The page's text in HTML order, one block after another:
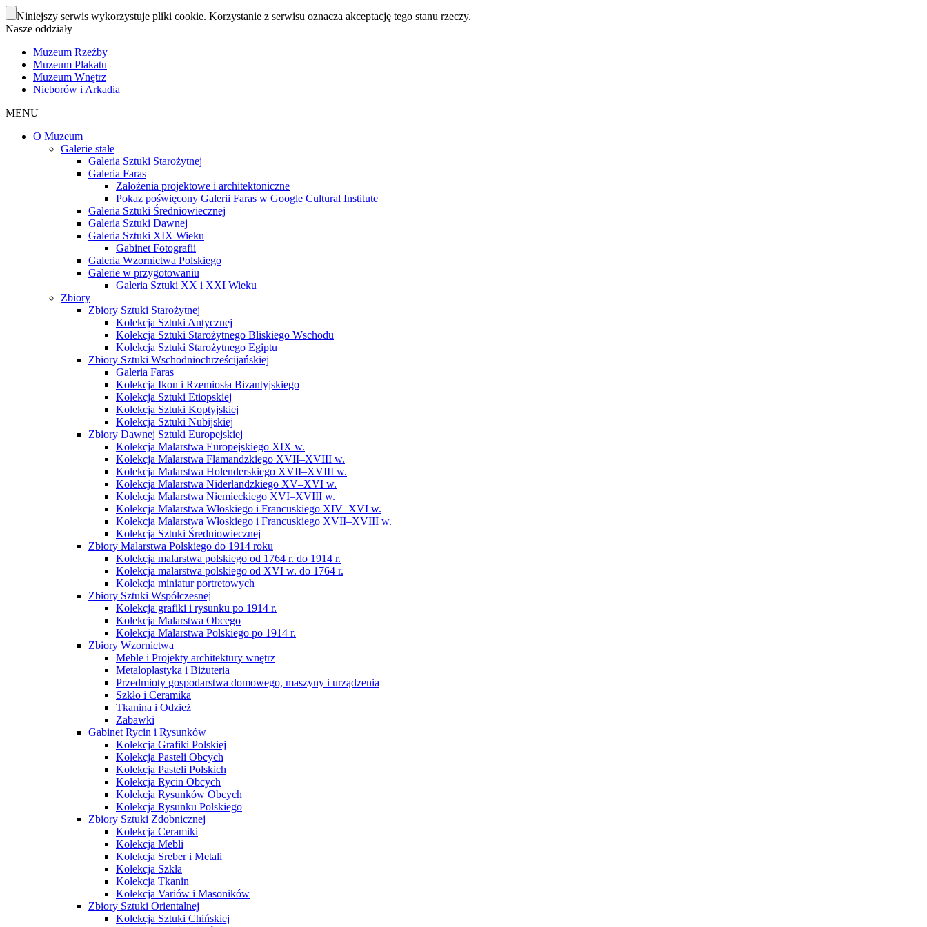
Niniejszy serwis wykorzystuje pliki cookie. Korzystanie z serwisu oznacza akceptację tego stanu rzeczy.
Nasze oddziały
Muzeum Rzeźby
Muzeum Plakatu
Muzeum Wnętrz
Nieborów i Arkadia
MENU
O Muzeum
Galerie stałe
Galeria Sztuki Starożytnej
Galeria Faras
Założenia projektowe i architektoniczne
Pokaz poświęcony Galerii Faras w Google Cultural Institute
Galeria Sztuki Średniowiecznej
Galeria Sztuki Dawnej
Galeria Sztuki XIX Wieku
Gabinet Fotografii
Galeria Wzornictwa Polskiego
Galerie w przygotowaniu
Galeria Sztuki XX i XXI Wieku
Zbiory
Zbiory Sztuki Starożytnej
Kolekcja Sztuki Antycznej
Kolekcja Sztuki Starożytnego Bliskiego Wschodu
Kolekcja Sztuki Starożytnego Egiptu
Zbiory Sztuki Wschodniochrześcijańskiej
Galeria Faras
Kolekcja Ikon i Rzemiosła Bizantyjskiego
Kolekcja Sztuki Etiopskiej
Kolekcja Sztuki Koptyjskiej
Kolekcja Sztuki Nubijskiej
Zbiory Dawnej Sztuki Europejskiej
Kolekcja Malarstwa Europejskiego XIX w.
Kolekcja Malarstwa Flamandzkiego XVII–XVIII w.
Kolekcja Malarstwa Holenderskiego XVII–XVIII w.
Kolekcja Malarstwa Niderlandzkiego XV–XVI w.
Kolekcja Malarstwa Niemieckiego XVI–XVIII w.
Kolekcja Malarstwa Włoskiego i Francuskiego XIV–XVI w.
Kolekcja Malarstwa Włoskiego i Francuskiego XVII–XVIII w.
Kolekcja Sztuki Średniowiecznej
Zbiory Malarstwa Polskiego do 1914 roku
Kolekcja malarstwa polskiego od 1764 r. do 1914 r.
Kolekcja malarstwa polskiego od XVI w. do 1764 r.
Kolekcja miniatur portretowych
Zbiory Sztuki Współczesnej
Kolekcja grafiki i rysunku po 1914 r.
Kolekcja Malarstwa Obcego
Kolekcja Malarstwa Polskiego po 1914 r.
Zbiory Wzornictwa
Meble i Projekty architektury wnętrz
Metaloplastyka i Biżuteria
Przedmioty gospodarstwa domowego, maszyny i urządzenia
Szkło i Ceramika
Tkanina i Odzież
Zabawki
Gabinet Rycin i Rysunków
Kolekcja Grafiki Polskiej
Kolekcja Pasteli Obcych
Kolekcja Pasteli Polskich
Kolekcja Rycin Obcych
Kolekcja Rysunków Obcych
Kolekcja Rysunku Polskiego
Zbiory Sztuki Zdobnicznej
Kolekcja Ceramiki
Kolekcja Mebli
Kolekcja Sreber i Metali
Kolekcja Szkła
Kolekcja Tkanin
Kolekcja Variów i Masoników
Zbiory Sztuki Orientalnej
Kolekcja Sztuki Chińskiej